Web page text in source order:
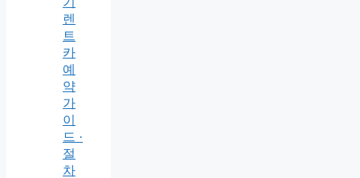
렌
트
카
예
약
가
이
드 ·
절
차